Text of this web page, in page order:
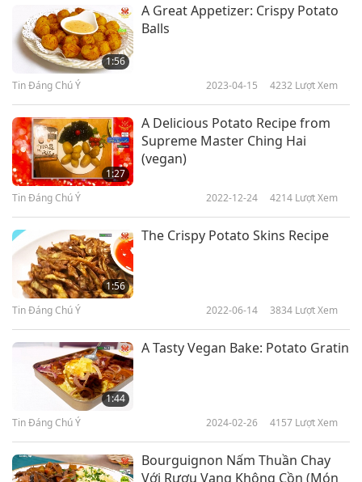
cậpSupremeMasterTV.com/veganrecipes
1:56
A Great Appetizer: Crispy Potato
Balls
Tin Đáng Chú Ý 2023-04-15 4232 Lượt Xem
1:27
A Delicious Potato Recipe from
Supreme Master Ching Hai
(vegan)
Tin Đáng Chú Ý 2022-12-24 4214 Lượt Xem
1:56
The Crispy Potato Skins Recipe
Tin Đáng Chú Ý 2022-06-14 3834 Lượt Xem
1:44
A Tasty Vegan Bake: Potato Gratin
Tin Đáng Chú Ý 2024-02-26 4157 Lượt Xem
Bourguignon Nấm Thuần Chay
Với Rượu Vang Không Cồn (Món